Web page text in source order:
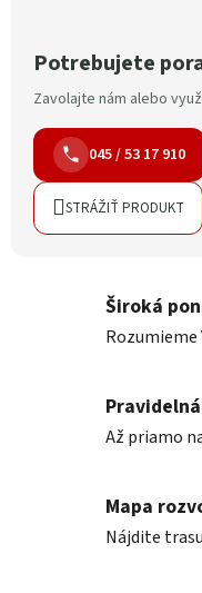
Potrebujete
Zavolajte nám alebo
045 / 53 17 910
STRÁŽIŤ PRODUKT
Široká
Až priamo
Mapa
Nájdite